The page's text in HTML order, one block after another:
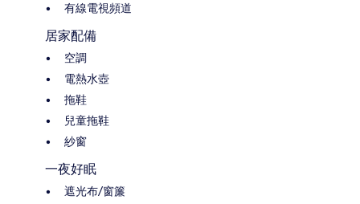
有線電視頻道
居家配備
空調
電熱水壺
拖鞋
兒童拖鞋
紗窗
一夜好眠
遮光布/窗簾